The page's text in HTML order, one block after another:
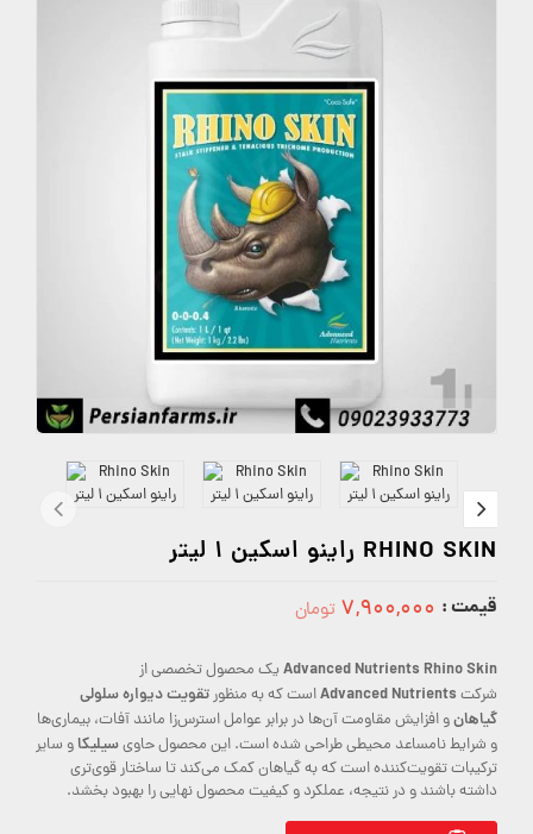
RHINO SKIN راینو اسکین 1 لیتر
قیمت : ۷,۹۰۰,۰۰۰ تومان
Advanced Nutrients Rhino Skinیک محصول تخصصی از
شرکت Advanced Nutrientsاست که به منظورتقویت دیواره سلولی
گیاهانو افزایش مقاومت آن‌ها در برابر عوامل استرس‌زا مانند آفات، بیماری‌ها
و شرایط نامساعد محیطی طراحی شده است. این محصول حاویسیلیکاو سایر
ترکیبات تقویت‌کننده است که به گیاهان کمک می‌کند تا ساختار قوی‌تری
داشته باشند و در نتیجه، عملکرد و کیفیت محصول نهایی را بهبود بخشد.